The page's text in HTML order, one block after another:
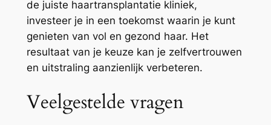
de juiste haartransplantatie kliniek,
investeer je in een toekomst waarin je kunt
genieten van vol en gezond haar. Het
resultaat van je keuze kan je zelfvertrouwen
en uitstraling aanzienlijk verbeteren.
Veelgestelde vragen